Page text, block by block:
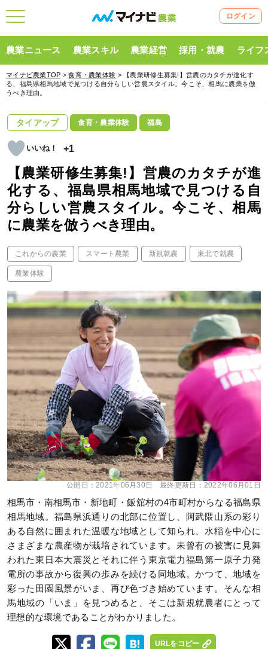
ログイン
農業ニュース 農業スキル 農業経営 採用・就農 ライフ
マイナビ農業TOP >食育・農業体験 > 【農業研修生募集!】営農のカタチが進化す
る、福島県相馬地域で見つける自分らしい営農スタイル。今こそ、相馬に農業を倣
うべき理由。
タイアップ 食育・農業体験 福島
+1
【農業研修生募集!】営農のカタチが進
化する、福島県相馬地域で見つける自
分らしい営農スタイル。今こそ、相馬
に農業を倣うべき理由。
これからの農業 スマート農業 新規就農 東北で就農
農業体験
公開日：2021年06月30日 最終更新日： 2022年06月01日
相馬市・南相馬市・新地町・飯舘村の4市町村からなる福島県
相馬地域。福島県浜通りの北部に位置し、阿武隈山系の彩り
ある自然に囲まれた温暖な地域として知られ、水稲を中心に
さまざまな農産物が栽培されています。未曾有の被害に見舞
われた東日本大震災とそれに伴う東京電力福島第一原子力発
電所の事故から復興の歩みを続ける同地域。かつて、地域を
彩った田園風景がいま、再び色づき始めています。そんな相
馬地域の「いま」を見つめると、そこは新規就農者にとって
理想的な環境であることがわかりました。
URLをコピー